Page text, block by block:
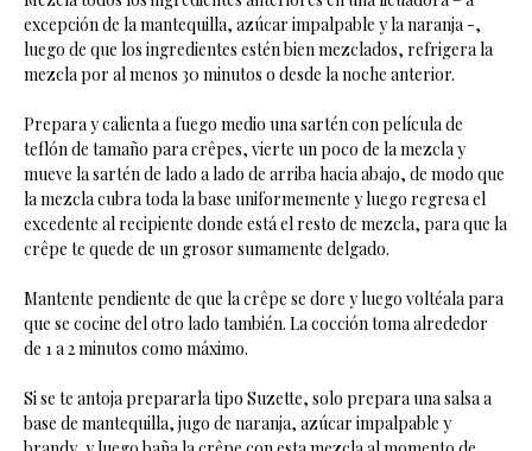
excepción de la mantequilla, azúcar impalpable y la naranja -,
luego de que los ingredientes estén bien mezclados, refrigera la
mezcla por al menos 30 minutos o desde la noche anterior.
Prepara y calienta a fuego medio una sartén con película de
teflón de tamaño para crêpes, vierte un poco de la mezcla y
mueve la sartén de lado a lado de arriba hacia abajo, de modo que
la mezcla cubra toda la base uniformemente y luego regresa el
excedente al recipiente donde está el resto de mezcla, para que la
crêpe te quede de un grosor sumamente delgado.
Mantente pendiente de que la crêpe se dore y luego voltéala para
que se cocine del otro lado también. La cocción toma alrededor
de 1 a 2 minutos como máximo.
Si se te antoja prepararla tipo Suzette, solo prepara una salsa a
base de mantequilla, jugo de naranja, azúcar impalpable y